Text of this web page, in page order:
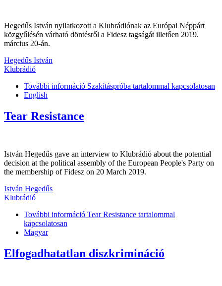
Hegedűs István nyilatkozott a Klubrádiónak az Európai Néppárt
közgyűlésén várható döntésről a Fidesz tagságát illetően 2019.
március 20-án.
Hegedűs István
Klubrádió
További információ Szakításpróba tartalommal kapcsolatosan
English
Tear Resistance
István Hegedűs gave an interview to Klubrádió about the potential
decision at the political assembly of the European People's Party on
the membership of Fidesz on 20 March 2019.
István Hegedűs
Klubrádió
További információ Tear Resistance tartalommal
kapcsolatosan
Magyar
Elfogadhatatlan diszkrimináció